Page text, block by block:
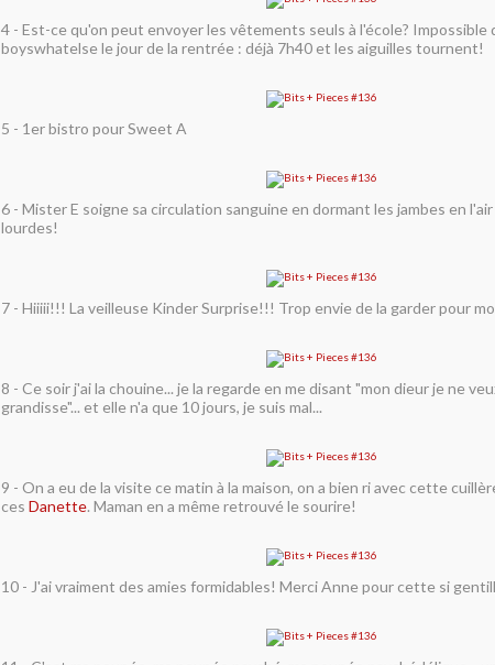
4 - Est-ce qu'on peut envoyer les vêtements seuls à l'école? Impossible
boyswhatelse le jour de la rentrée : déjà 7h40 et les aiguilles tournent!
5 - 1er bistro pour Sweet A
6 - Mister E soigne sa circulation sanguine en dormant les jambes en l'air
lourdes!
7 - Hiiiii!!! La veilleuse Kinder Surprise!!! Trop envie de la garder pour
8 - Ce soir j'ai la chouine... je la regarde en me disant "mon dieur je ne
grandisse"... et elle n'a que 10 jours, je suis mal...
9 - On a eu de la visite ce matin à la maison, on a bien ri avec cette
ces Danette. Maman en a même retrouvé le sourire!
10 - J'ai vraiment des amies formidables! Merci Anne pour cette si